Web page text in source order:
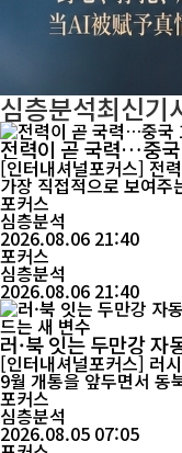
심층분석최신기
전력이 곧 국력…중
[인터내셔널포커스] 전
가장 직접적으로 보여
식의 영향을 크게 받지
하기 때문이다. 중국이
파한 것은 단순한 기록
포커스
심층분석
2026.08.06 21:40
포커스
심층분석
2026.08.06 21:40
러·북 잇는 두만강
형 흔드는 새 변수
[인터내셔널포커스] 러
9월 개통을 앞두면서 동
다. 이 교량은 단순한 국
이자 러시아의 극동 개
전략이 맞물리는 핵심
포커스
심층분석
2026.08.05 07:05